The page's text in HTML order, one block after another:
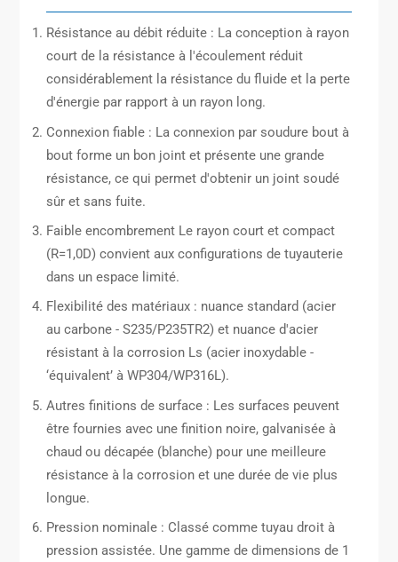
Résistance au débit réduite : La conception à rayon
court de la résistance à l'écoulement réduit
considérablement la résistance du fluide et la perte
d'énergie par rapport à un rayon long.
Connexion fiable : La connexion par soudure bout à
bout forme un bon joint et présente une grande
résistance, ce qui permet d'obtenir un joint soudé
sûr et sans fuite.
Faible encombrement Le rayon court et compact
(R=1,0D) convient aux configurations de tuyauterie
dans un espace limité.
Flexibilité des matériaux : nuance standard (acier
au carbone - S235/P235TR2) et nuance d'acier
résistant à la corrosion Ls (acier inoxydable -
‘équivalent’ à WP304/WP316L).
Autres finitions de surface : Les surfaces peuvent
être fournies avec une finition noire, galvanisée à
chaud ou décapée (blanche) pour une meilleure
résistance à la corrosion et une durée de vie plus
longue.
Pression nominale : Classé comme tuyau droit à
pression assistée. Une gamme de dimensions de 1